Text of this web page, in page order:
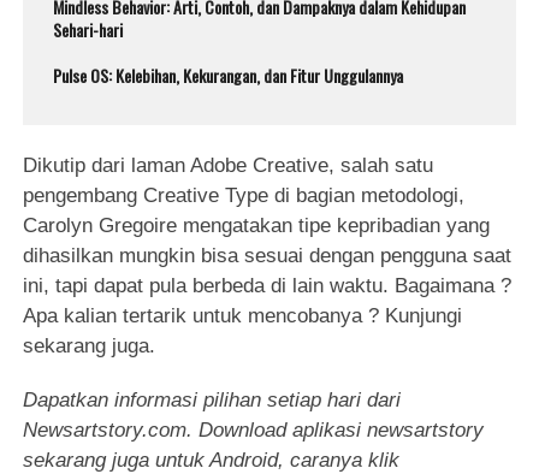
Mindless Behavior: Arti, Contoh, dan Dampaknya dalam Kehidupan
Sehari-hari
Pulse OS: Kelebihan, Kekurangan, dan Fitur Unggulannya
Dikutip dari laman Adobe Creative, salah satu
pengembang Creative Type di bagian metodologi,
Carolyn Gregoire mengatakan tipe kepribadian yang
dihasilkan mungkin bisa sesuai dengan pengguna saat
ini, tapi dapat pula berbeda di lain waktu. Bagaimana ?
Apa kalian tertarik untuk mencobanya ? Kunjungi
sekarang juga.
Dapatkan informasi pilihan setiap hari dari
Newsartstory.com. Download aplikasi newsartstory
sekarang juga untuk Android, caranya klik